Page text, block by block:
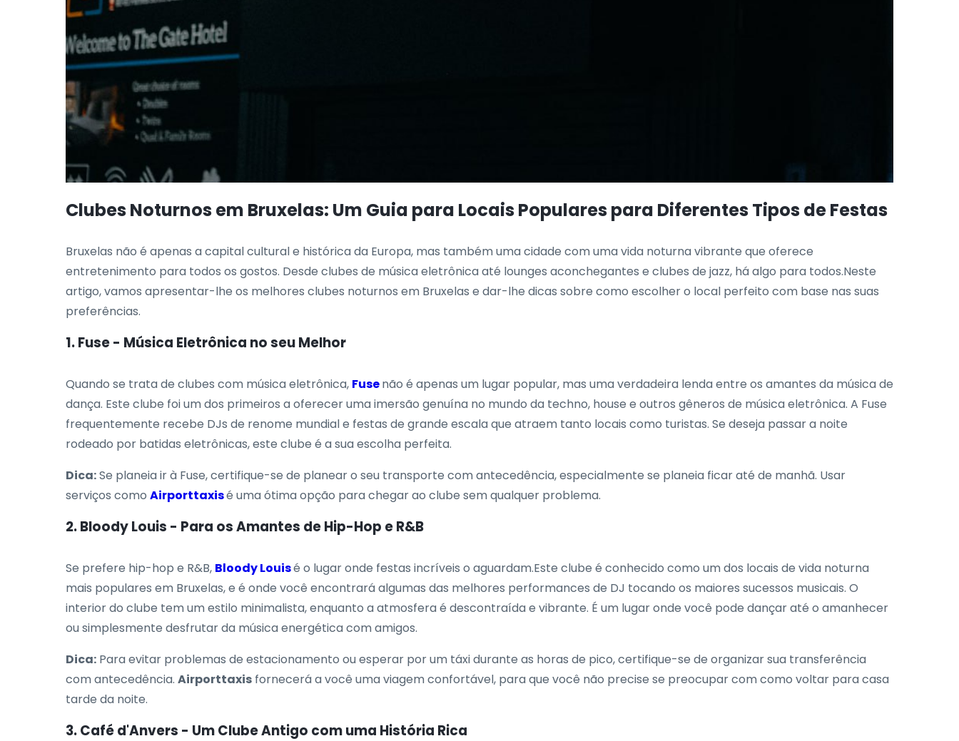
Clubes Noturnos em Bruxelas: Um Guia para Locais Populares para Diferentes Tipos de Festas
Bruxelas não é apenas a capital cultural e histórica da Europa, mas também uma cidade com uma vida noturna vibrante que oferece
entretenimento para todos os gostos. Desde clubes de música eletrônica até lounges aconchegantes e clubes de jazz, há algo para todos.Neste
artigo, vamos apresentar-lhe os melhores clubes noturnos em Bruxelas e dar-lhe dicas sobre como escolher o local perfeito com base nas suas
preferências.
1. Fuse - Música Eletrônica no seu Melhor
Quando se trata de clubes com música eletrônica, Fusenão é apenas um lugar popular, mas uma verdadeira lenda entre os amantes da música de
dança. Este clube foi um dos primeiros a oferecer uma imersão genuína no mundo da techno, house e outros gêneros de música eletrônica. A Fuse
frequentemente recebe DJs de renome mundial e festas de grande escala que atraem tanto locais como turistas. Se deseja passar a noite
rodeado por batidas eletrônicas, este clube é a sua escolha perfeita.
Dica:Se planeia ir à Fuse, certifique-se de planear o seu transporte com antecedência, especialmente se planeia ficar até de manhã. Usar
serviços como Airporttaxisé uma ótima opção para chegar ao clube sem qualquer problema.
2. Bloody Louis - Para os Amantes de Hip-Hop e R&B
Se prefere hip-hop e R&B, Bloody Louisé o lugar onde festas incríveis o aguardam.Este clube é conhecido como um dos locais de vida noturna
mais populares em Bruxelas, e é onde você encontrará algumas das melhores performances de DJ tocando os maiores sucessos musicais. O
interior do clube tem um estilo minimalista, enquanto a atmosfera é descontraída e vibrante. É um lugar onde você pode dançar até o amanhecer
ou simplesmente desfrutar da música energética com amigos.
Dica: Para evitar problemas de estacionamento ou esperar por um táxi durante as horas de pico, certifique-se de organizar sua transferência
com antecedência. Airporttaxis fornecerá a você uma viagem confortável, para que você não precise se preocupar com como voltar para casa
tarde da noite.
3. Café d'Anvers - Um Clube Antigo com uma História Rica